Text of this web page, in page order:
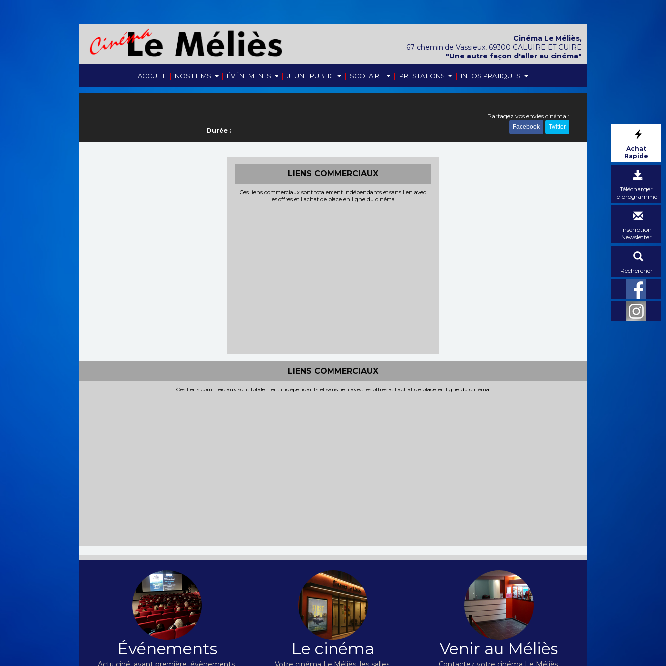
ACCUEIL | NOS FILMS | ÉVÉNEMENTS | JEUNE PUBLIC | SCOLAIRE | PRESTATIONS | INFOS PRATIQUES
Achat
Rapide
Télécharger
le programme
Inscription
Newsletter
Rechercher
Cinéma Le Méliès,
67 chemin de Vassieux, 69300 CALUIRE ET CUIRE
"Une autre façon d'aller au cinéma"
Durée :
Partagez vos envies cinéma :
Facebook Twitter
LIENS COMMERCIAUX
Ces liens commerciaux sont totalement indépendants et sans lien avec
les offres et l'achat de place en ligne du cinéma.
LIENS COMMERCIAUX
Ces liens commerciaux sont totalement indépendants et sans lien avec les offres et l'achat de place en ligne du cinéma.
Événements
Actu ciné, avant première, évènements,
Le cinéma
Votre cinéma Le Méliès, les salles,
Venir au Méliès
Contactez votre cinéma Le Méliès,